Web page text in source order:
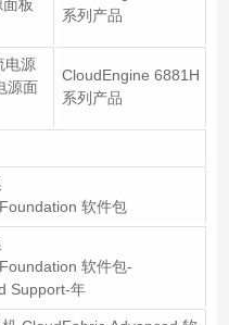
板
系列产品
电源
源面
CloudEngine 6881H
系列产品
软件包
软件包-
Support-年